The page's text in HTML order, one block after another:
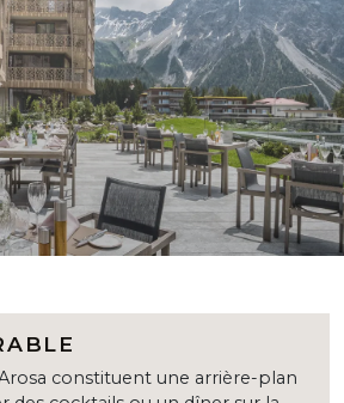
constituent une arrière-plan